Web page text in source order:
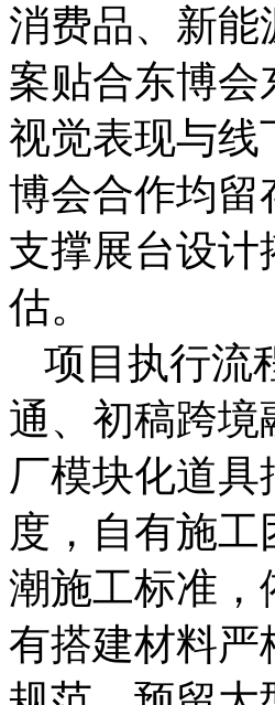
消费品、新能
案贴合东博会
视觉表现与线
博会合作均留
支撑展台设计
估。
项目执行流
通、初稿跨境
厂模块化道
度，自有施
潮施工标准，
有搭建材料严